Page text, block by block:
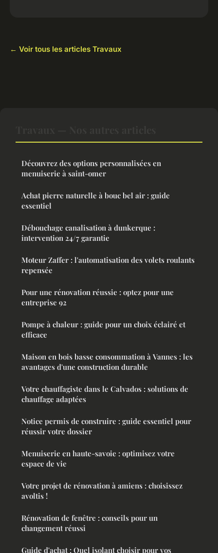
← Voir tous les articles Travaux
Découvrez des options personnalisées en
menuiserie à saint-omer
Achat pierre naturelle à bouc bel air : guide
essentiel
Débouchage canalisation à dunkerque :
intervention 24/7 garantie
Moteur Zaffer : l'automatisation des volets roulants
repensée
Pour une rénovation réussie : optez pour une
entreprise 92
Pompe à chaleur : guide pour un choix éclairé et
efficace
Maison en bois basse consommation à Vannes : les
avantages d'une construction durable
Votre chauffagiste dans le Calvados : solutions de
chauffage adaptées
Notice permis de construire : guide essentiel pour
réussir votre dossier
Menuiserie en haute-savoie : optimisez votre
espace de vie
Votre projet de rénovation à amiens : choisissez
avoltis !
Rénovation de fenêtre : conseils pour un
changement réussi
Guide d'achat : Quel isolant choisir pour vos